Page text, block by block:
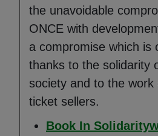
the unavoidable
ONCE with
a compromise which is
thanks to the solidarity
society and to the
ticket sellers.
Book In